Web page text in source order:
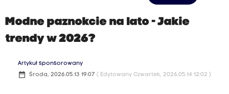
Modne paznokcie na lato - Jakie
trendy w 2026?
Artykuł sponsorowany
date_range Środa, 2026.05.13 19:07 ( Edytowany Czwartek, 2026.05.14 12:02 )